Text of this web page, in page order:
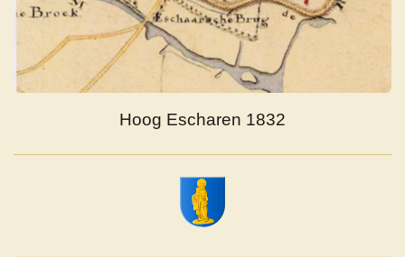
Hoog Escharen 1832